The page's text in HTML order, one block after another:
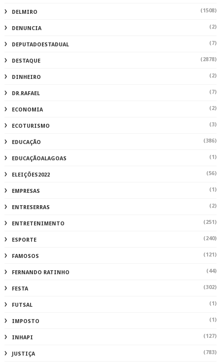
DELMIRO (1508)
DENUNCIA (2)
DEPUTADOESTADUAL (7)
DESTAQUE (2878)
DINHEIRO (2)
DR.RAFAEL (7)
ECONOMIA (2)
ECOTURISMO (3)
EDUCAÇÃO (386)
EDUCAÇÃOALAGOAS (1)
ELEIÇÕES2022 (56)
EMPRESAS (1)
ENTRESERRAS (2)
ENTRETENIMENTO (251)
ESPORTE (240)
FAMOSOS (121)
FERNANDO RATINHO (44)
FESTA (302)
FUTSAL (1)
IMPOSTO (1)
INHAPI (127)
JUSTIÇA (783)